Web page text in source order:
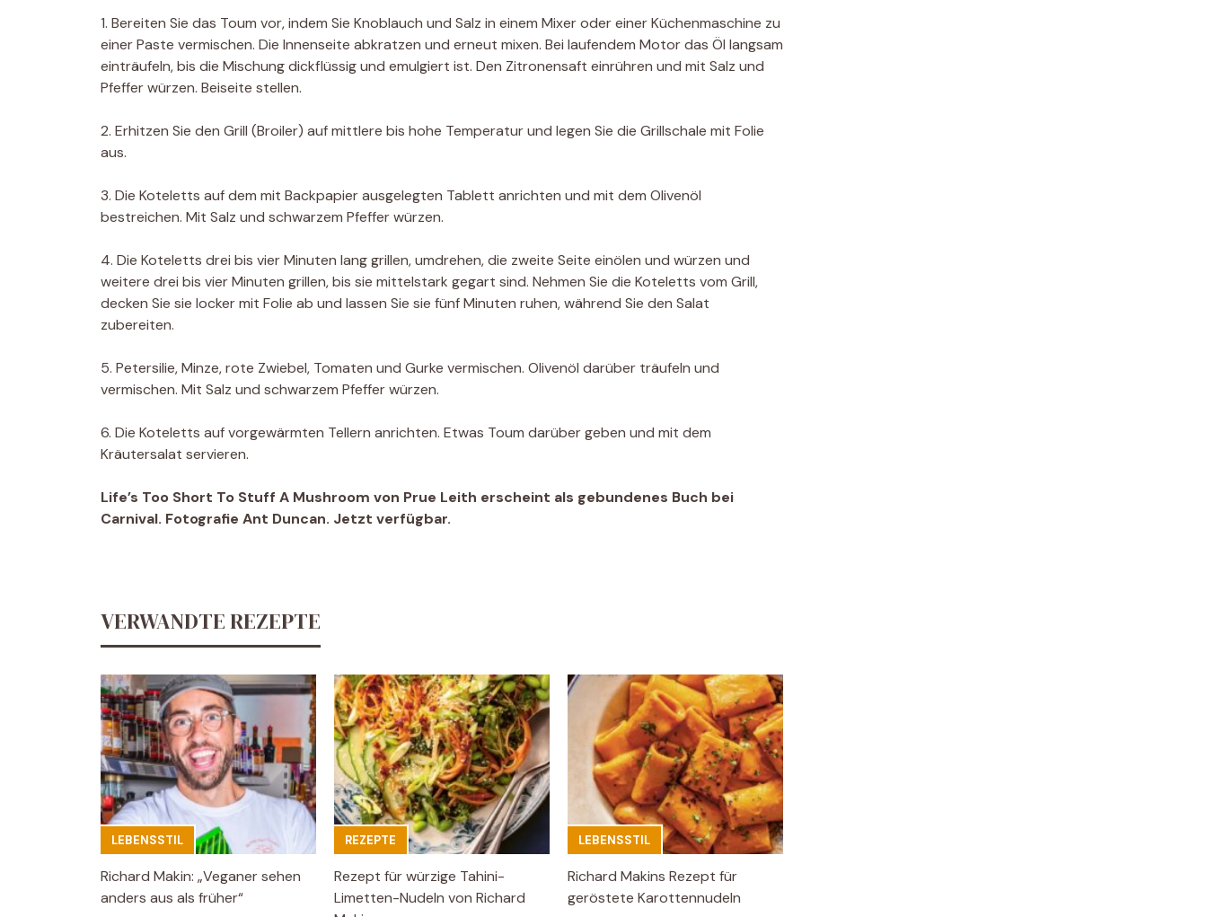
1. Bereiten Sie das Toum vor, indem Sie Knoblauch und Salz in einem Mixer oder einer Küchenmaschine zu
einer Paste vermischen. Die Innenseite abkratzen und erneut mixen. Bei laufendem Motor das Öl langsam
einträufeln, bis die Mischung dickflüssig und emulgiert ist. Den Zitronensaft einrühren und mit Salz und
Pfeffer würzen. Beiseite stellen.
2. Erhitzen Sie den Grill (Broiler) auf mittlere bis hohe Temperatur und legen Sie die Grillschale mit Folie
aus.
3. Die Koteletts auf dem mit Backpapier ausgelegten Tablett anrichten und mit dem Olivenöl
bestreichen. Mit Salz und schwarzem Pfeffer würzen.
4. Die Koteletts drei bis vier Minuten lang grillen, umdrehen, die zweite Seite einölen und würzen und
weitere drei bis vier Minuten grillen, bis sie mittelstark gegart sind. Nehmen Sie die Koteletts vom Grill,
decken Sie sie locker mit Folie ab und lassen Sie sie fünf Minuten ruhen, während Sie den Salat
zubereiten.
5. Petersilie, Minze, rote Zwiebel, Tomaten und Gurke vermischen. Olivenöl darüber träufeln und
vermischen. Mit Salz und schwarzem Pfeffer würzen.
6. Die Koteletts auf vorgewärmten Tellern anrichten. Etwas Toum darüber geben und mit dem
Kräutersalat servieren.
Life’s Too Short To Stuff A Mushroom von Prue Leith erscheint als gebundenes Buch bei
Carnival. Fotografie Ant Duncan. Jetzt verfügbar.
VERWANDTE REZEPTE
LEBENSSTIL
Richard Makin: „Veganer sehen
anders aus als früher“
REZEPTE
Rezept für würzige Tahini-
Limetten-Nudeln von Richard
LEBENSSTIL
Richard Makins Rezept für
geröstete Karottennudeln